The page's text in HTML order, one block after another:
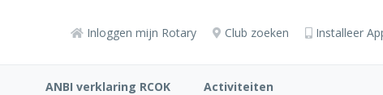
Inloggen mijn Rotary Club zoeken Installeer
ANBI verklaring RCOK Activiteiten